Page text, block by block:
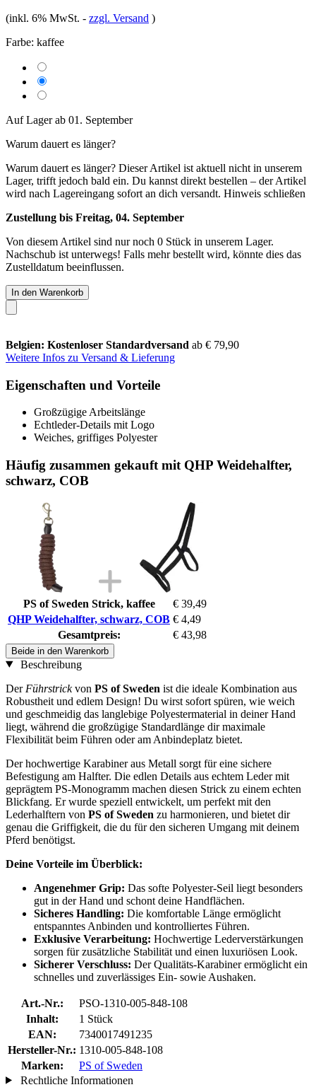
(inkl. 6% MwSt. - zzgl. Versand )
Farbe: kaffee
Auf Lager ab 01. September
Warum dauert es länger?
Warum dauert es länger? Dieser Artikel ist aktuell nicht in unserem
Lager, trifft jedoch bald ein. Du kannst direkt bestellen – der Artikel
wird nach Lagereingang sofort an dich versandt. Hinweis schließen
Zustellung bis Freitag, 04. September
Von diesem Artikel sind nur noch 0 Stück in unserem Lager.
Nachschub ist unterwegs! Falls mehr bestellt wird, könnte dies das
Zustelldatum beeinflussen.
In den Warenkorb
Belgien: Kostenloser Standardversand ab € 79,90
Weitere Infos zu Versand & Lieferung
Eigenschaften und Vorteile
Großzügige Arbeitslänge
Echtleder-Details mit Logo
Weiches, griffiges Polyester
Häufig zusammen gekauft mit QHP Weidehalfter,
schwarz, COB
PS of Sweden Strick, kaffee
€ 39,49
QHP Weidehalfter, schwarz, COB € 4,49
Gesamtpreis:
€ 43,98
Beide in den Warenkorb
Beschreibung
Der Führstrickvon PS of Sweden ist die ideale Kombination aus
Robustheit und edlem Design! Du wirst sofort spüren, wie weich
und geschmeidig das langlebige Polyestermaterial in deiner Hand
liegt, während die großzügige Standardlänge dir maximale
Flexibilität beim Führen oder am Anbindeplatz bietet.
Der hochwertige Karabiner aus Metall sorgt für eine sichere
Befestigung am Halfter. Die edlen Details aus echtem Leder mit
geprägtem PS-Monogramm machen diesen Strick zu einem echten
Blickfang. Er wurde speziell entwickelt, um perfekt mit den
Lederhalftern von PS of Sweden zu harmonieren, und bietet dir
genau die Griffigkeit, die du für den sicheren Umgang mit deinem
Pferd benötigst.
Deine Vorteile im Überblick:
Angenehmer Grip: Das softe Polyester-Seil liegt besonders
gut in der Hand und schont deine Handflächen.
Sicheres Handling: Die komfortable Länge ermöglicht
entspanntes Anbinden und kontrolliertes Führen.
Exklusive Verarbeitung: Hochwertige Lederverstärkungen
sorgen für zusätzliche Stabilität und einen luxuriösen Look.
Sicherer Verschluss: Der Qualitäts-Karabiner ermöglicht ein
schnelles und zuverlässiges Ein- sowie Aushaken.
Art.-Nr.:
PSO-1310-005-848-108
Inhalt:
1 Stück
EAN:
7340017491235
Hersteller-Nr.: 1310-005-848-108
Marken:
PS of Sweden
Rechtliche Informationen